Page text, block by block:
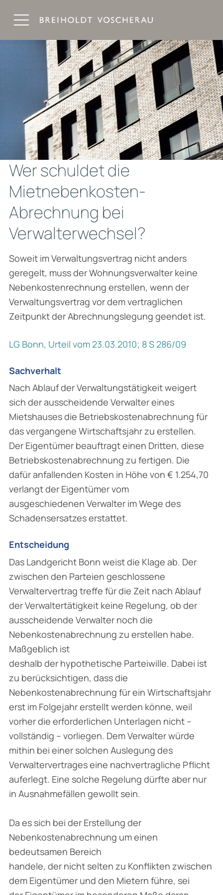
Wer schuldet die
Mietnebenkosten-
Abrechnung bei
Verwalterwechsel?
Soweit im Verwaltungsvertrag nicht anders
geregelt, muss der Wohnungsverwalter keine
Nebenkostenrechnung erstellen, wenn der
Verwaltungsvertrag vor dem vertraglichen
Zeitpunkt der Abrechnungslegung geendet ist.
LG Bonn, Urteil vom 23.03.2010; 8 S 286/09
Sachverhalt
Nach Ablauf der Verwaltungstätigkeit weigert
sich der ausscheidende Verwalter eines
Mietshauses die Betriebskostenabrechnung für
das vergangene Wirtschaftsjahr zu erstellen.
Der Eigentümer beauftragt einen Dritten, diese
Betriebskostenabrechnung zu fertigen. Die
dafür anfallenden Kosten in Höhe von € 1.254,70
verlangt der Eigentümer vom
ausgeschiedenen Verwalter im Wege des
Schadensersatzes erstattet.
Entscheidung
Das Landgericht Bonn weist die Klage ab. Der
zwischen den Parteien geschlossene
Verwaltervertrag treffe für die Zeit nach Ablauf
der Verwaltertätigkeit keine Regelung, ob der
ausscheidende Verwalter noch die
Nebenkostenabrechnung zu erstellen habe.
Maßgeblich ist
deshalb der hypothetische Parteiwille. Dabei ist
zu berücksichtigen, dass die
Nebenkostenabrechnung für ein Wirtschaftsjahr
erst im Folgejahr erstellt werden könne, weil
vorher die erforderlichen Unterlagen nicht –
vollständig – vorliegen. Dem Verwalter würde
mithin bei einer solchen Auslegung des
Verwaltervertrages eine nachvertragliche Pflicht
auferlegt. Eine solche Regelung dürfte aber nur
in Ausnahmefällen gewollt sein.
Da es sich bei der Erstellung der
Nebenkostenabrechnung um einen
bedeutsamen Bereich
handele, der nicht selten zu Konflikten zwischen
dem Eigentümer und den Mietern führe, sei